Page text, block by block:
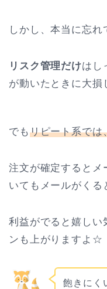
しかし、本当に忘
リスク管理だけはし
が動いたときに大損
でもリピート系では
注文が確定するとメ
いてもメールがくる
利益がでると嬉しい
ンも上がりますよ☆
飽きにく